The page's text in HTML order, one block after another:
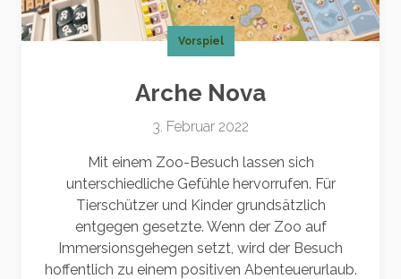
Vorspiel
Arche Nova
3. Februar 2022
Mit einem Zoo-Besuch lassen sich
unterschiedliche Gefühle hervorrufen. Für
Tierschützer und Kinder grundsätzlich
entgegen gesetzte. Wenn der Zoo auf
Immersionsgehegen setzt, wird der Besuch
hoffentlich zu einem positiven Abenteuerurlaub.